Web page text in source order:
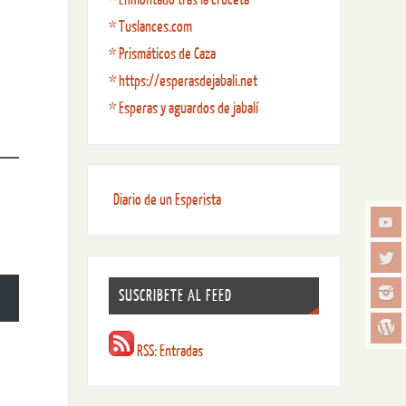
* Tuslances.com
* Prismáticos de Caza
* https://esperasdejabali.net
* Esperas y aguardos de jabalí
Diario de un Esperista
SUSCRIBETE AL FEED
RSS: Entradas